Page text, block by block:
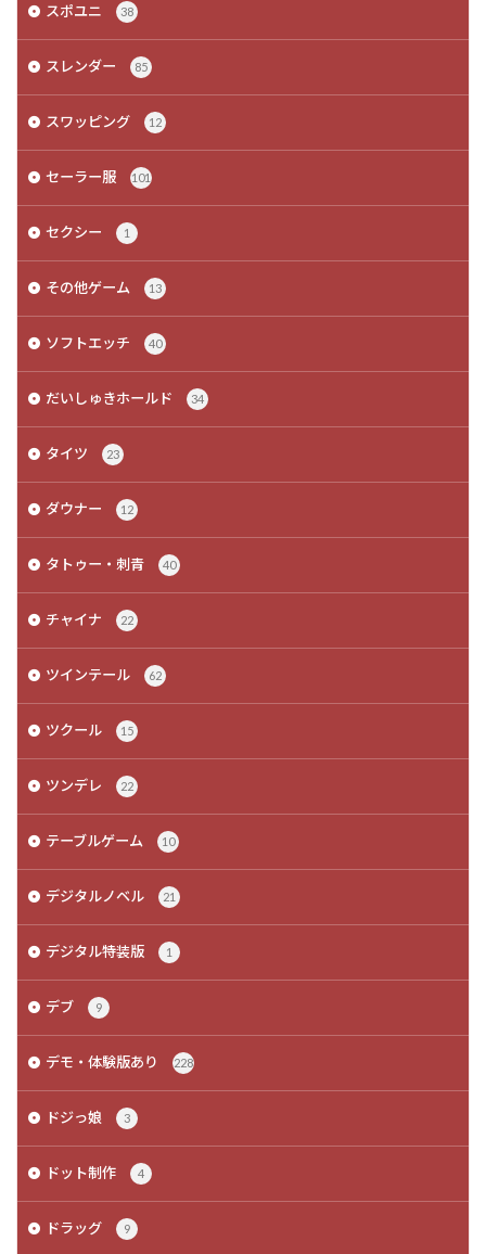
スポユニ 38
スレンダー 85
スワッピング 12
セーラー服 101
セクシー 1
その他ゲーム 13
ソフトエッチ 40
だいしゅきホールド 34
タイツ 23
ダウナー 12
タトゥー・刺青 40
チャイナ 22
ツインテール 62
ツクール 15
ツンデレ 22
テーブルゲーム 10
デジタルノベル 21
デジタル特装版 1
デブ 9
デモ・体験版あり 228
ドジっ娘 3
ドット制作 4
ドラッグ 9